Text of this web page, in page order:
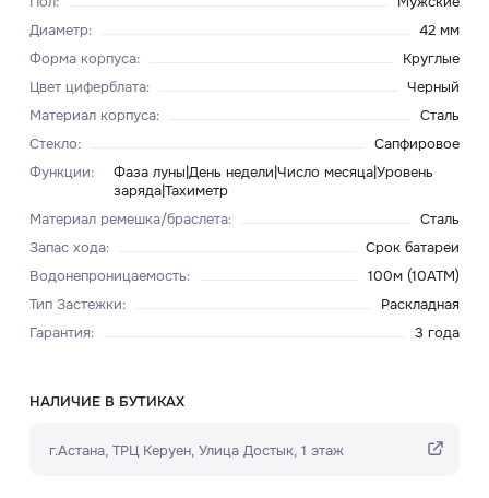
Диаметр:
42 мм
Форма корпуса:
Круглые
Цвет циферблата:
Черный
Материал корпуса:
Сталь
Стекло:
Сапфировое
Функции:
Фаза луны|День недели|Число месяца|Уровень
заряда|Тахиметр
Материал ремешка/браслета:
Сталь
Запас хода:
Срок батареи
Водонепроницаемость:
100м (10ATM)
Тип Застежки:
Раскладная
Гарантия: 3 года
НАЛИЧИЕ В БУТИКАХ
г.Астана, ТРЦ Керуен​, Улица Достык, 1 этаж